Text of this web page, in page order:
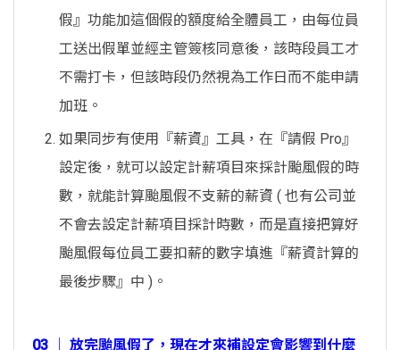
假』功能加這個假的額度給全體員工，由每位員
工送出假單並經主管簽核同意後，該時段員工才
不需打卡，但該時段仍然視為工作日而不能申請
加班。
如果同步有使用『薪資』工具，在『請假 Pro』
設定後，就可以設定計薪項目來採計颱風假的時
數，就能計算颱風假不支薪的薪資 ( 也有公司並
不會去設定計薪項目採計時數，而是直接把算好
颱風假每位員工要扣薪的數字填進『薪資計算的
最後步驟』中 )。
03 │ 放完颱風假了，現在才來補設定會影響到什麼